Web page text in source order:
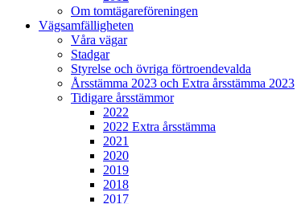
Om tomtägareföreningen
Vägsamfälligheten
Våra vägar
Stadgar
Styrelse och övriga förtroendevalda
Årsstämma 2023 och Extra årsstämma 2023
Tidigare årsstämmor
2022
2022 Extra årsstämma
2021
2020
2019
2018
2017